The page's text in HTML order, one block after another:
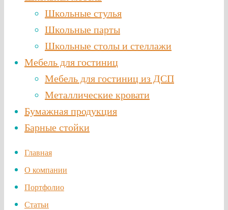
Школьные стулья
Школьные парты
Школьные столы и стеллажи
Мебель для гостиниц
Мебель для гостиниц из ДСП
Металлические кровати
Бумажная продукция
Барные стойки
Главная
О компании
Портфолио
Статьи